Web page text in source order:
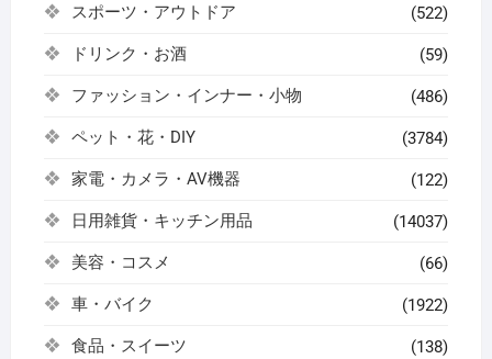
スポーツ・アウトドア (522)
ドリンク・お酒 (59)
ファッション・インナー・小物 (486)
ペット・花・DIY (3784)
家電・カメラ・AV機器 (122)
日用雑貨・キッチン用品 (14037)
美容・コスメ (66)
車・バイク (1922)
食品・スイーツ (138)